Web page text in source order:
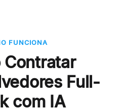
FUNCIONA
Contratar
Full-
com IA